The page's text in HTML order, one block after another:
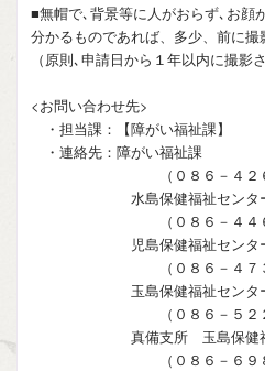
■無帽で､背景等に人がおらず､お顔
分かるものであれば、多少、前に撮
（原則､申請日から１年以内に撮影
<お問い合わせ先>
・担当課：【障がい福祉課】
・連絡先：障がい福祉課
（０８６－４２６－
水島保健福祉センター
（０８６－４４６－
児島保健福祉センター
（０８６－４７３－
玉島保健福祉センター
（０８６－５２２－
真備支所 玉島保健福祉
（０８６－６９８－